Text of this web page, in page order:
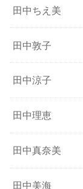
田中ちえ美
田中敦子
田中涼子
田中理恵
田中真奈美
田中美海